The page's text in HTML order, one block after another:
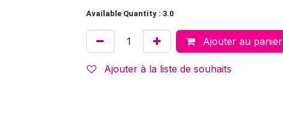
Available Quantity : 3.0
Ajouter au panier
Ajouter à la liste de souhaits